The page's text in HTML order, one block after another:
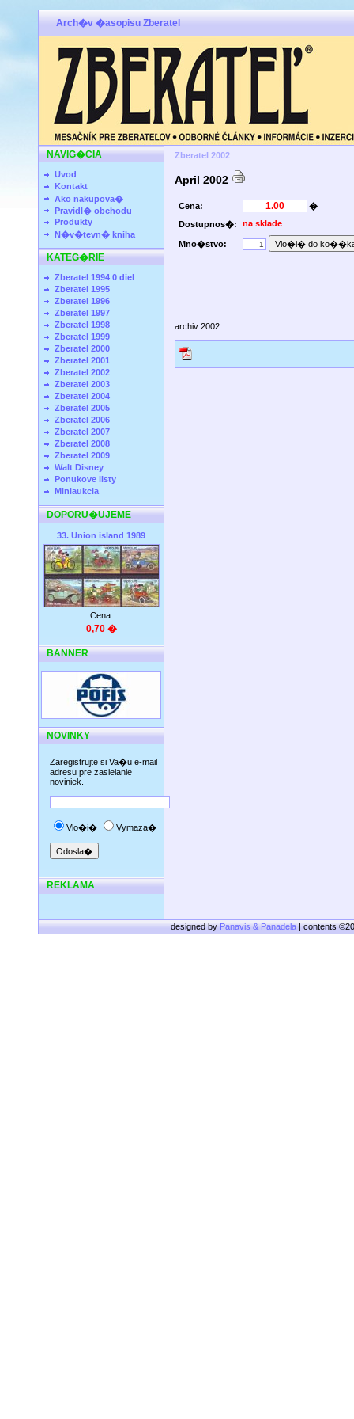
Arch�v �asopisu Zberatel
NAVIG�CIA
Uvod
Kontakt
Ako nakupova�
Pravidl� obchodu
Produkty
N�v�tevn� kniha
KATEG�RIE
Zberatel 1994 0 diel
Zberatel 1995
Zberatel 1996
Zberatel 1997
Zberatel 1998
Zberatel 1999
Zberatel 2000
Zberatel 2001
Zberatel 2002
Zberatel 2003
Zberatel 2004
Zberatel 2005
Zberatel 2006
Zberatel 2007
Zberatel 2008
Zberatel 2009
Walt Disney
Ponukove listy
Miniaukcia
DOPORU�UJEME
33. Union island 1989
Cena:
0,70 �
BANNER
NOVINKY
Zaregistrujte si Va�u e-mail
adresu pre zasielanie
noviniek.
Vlo�i� Vymaza�
REKLAMA
Zberatel 2002
April 2002
Cena:
�
Dostupnos�:
na sklade
Mno�stvo:
archiv 2002
designed byPanavis & Panadela| contents